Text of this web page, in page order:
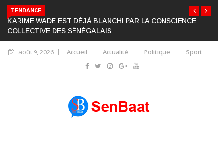
TENDANCE
KARIME WADE EST DÉJÀ BLANCHI PAR LA CONSCIENCE
COLLECTIVE DES SÉNÉGALAIS
août 9, 2026 Accueil Actualité Politique Sport